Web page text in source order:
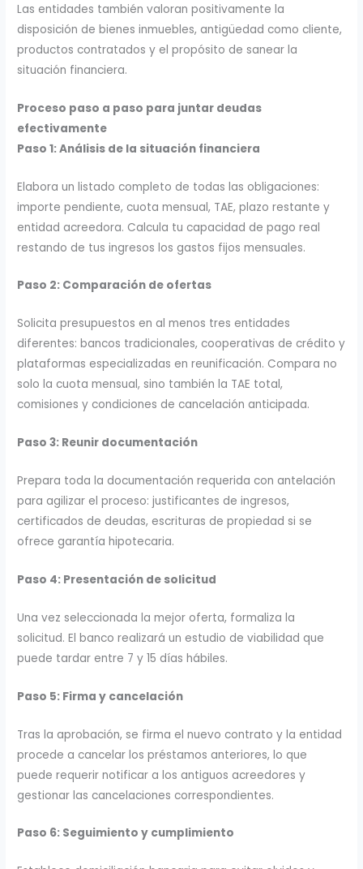
Las entidades también valoran positivamente la
disposición de bienes inmuebles, antigüedad como cliente,
productos contratados y el propósito de sanear la
situación financiera.
Proceso paso a paso para juntar deudas
efectivamente
Paso 1: Análisis de la situación financiera
Elabora un listado completo de todas las obligaciones:
importe pendiente, cuota mensual, TAE, plazo restante y
entidad acreedora. Calcula tu capacidad de pago real
restando de tus ingresos los gastos fijos mensuales.
Paso 2: Comparación de ofertas
Solicita presupuestos en al menos tres entidades
diferentes: bancos tradicionales, cooperativas de crédito y
plataformas especializadas en reunificación. Compara no
solo la cuota mensual, sino también la TAE total,
comisiones y condiciones de cancelación anticipada.
Paso 3: Reunir documentación
Prepara toda la documentación requerida con antelación
para agilizar el proceso: justificantes de ingresos,
certificados de deudas, escrituras de propiedad si se
ofrece garantía hipotecaria.
Paso 4: Presentación de solicitud
Una vez seleccionada la mejor oferta, formaliza la
solicitud. El banco realizará un estudio de viabilidad que
puede tardar entre 7 y 15 días hábiles.
Paso 5: Firma y cancelación
Tras la aprobación, se firma el nuevo contrato y la entidad
procede a cancelar los préstamos anteriores, lo que
puede requerir notificar a los antiguos acreedores y
gestionar las cancelaciones correspondientes.
Paso 6: Seguimiento y cumplimiento